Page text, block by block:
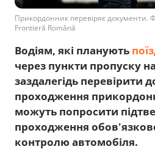
Прикордонник перевіряє документи.
Frontieră Română
Водіям, які планують
через пункти пропуску
заздалегідь перевірити
проходження
можуть попросити
проходження
контролю автомобіля.